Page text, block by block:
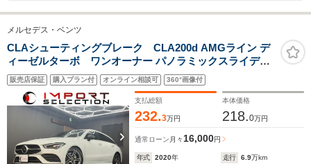
メルセデス・ベンツ
CLAシューティングブレーク CLA200d AMGライン デ
ィーゼルターボ ワンオーナー パノラミックスライディ
ングルーフ レーダーセーフティパッケージ 純正ナビ フル
セグ バックガイドモニター シートヒーター パワーテール
ゲート ドライブレコーダー LED ETC アンビエントライ
販売店保証 購入プラン付 オンライン相談可 360°画像付
支払総額
232.3万円
本体価格
218.0万円
通常ローン 月々16,000円
年式 2020年 走行 6.9万km